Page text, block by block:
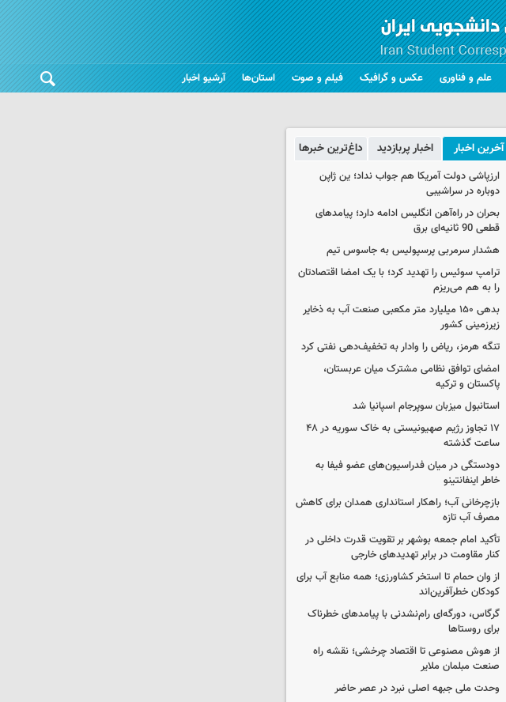
علم و فناوری عکس و گرافیک فیلم و صوت استان‌ها آرشیو اخبار
آخرین اخبار اخبار پربازدید داغ‌ترین خبرها
ارزپاشی دولت آمریکا هم جواب نداد؛ ین ژاپن
دوباره در سراشیبی
بحران در راه‌آهن انگلیس ادامه دارد؛ پیامدهای
قطعی 90 ثانیه‌ای برق
هشدار سرمربی پرسپولیس به جاسوس تیم
ترامپ سوئیس را تهدید کرد؛ با یک امضا اقتصادتان
را به هم می‌ریزم
بدهی ۱۵۰ میلیارد متر مکعبی صنعت آب به ذخایر
زیرزمینی کشور
تنگه هرمز، ریاض را وادار به تخفیف‌دهی نفتی کرد
امضای توافق نظامی مشترک میان عربستان،
پاکستان و ترکیه
استانبول میزبان سوپرجام اسپانیا شد
۱۷ تجاوز رژیم صهیونیستی به خاک سوریه در ۴۸
ساعت گذشته
دودستگی در میان فدراسیون‌های عضو فیفا به
خاطر اینفانتینو
بازچرخانی آب؛ راهکار استانداری همدان برای کاهش
مصرف آب تازه
تأکید امام جمعه بوشهر بر تقویت قدرت داخلی در
کنار مقاومت در برابر تهدیدهای خارجی
از وان حمام تا استخر کشاورزی؛ همه منابع آب برای
کودکان خطرآفرین‌اند
گرگاس، دورگه‌ای رام‌نشدنی با پیامدهای خطرناک
برای روستاها
از هوش مصنوعی تا اقتصاد چرخشی؛ نقشه راه
صنعت مبلمان ملایر
وحدت ملی جبهه اصلی نبرد در عصر حاضر